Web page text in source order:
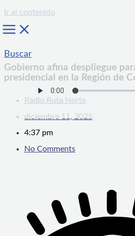
Ir al contenido
Buscar
Gobierno afina despliegue
presidencial en la Región de
Radio Ruta Norte
diciembre 11, 2025
4:37 pm
No Comments